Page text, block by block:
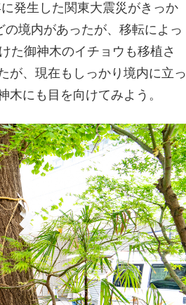
発生した関東大震災がきっか
境内があったが、移転によっ
た御神木のイチョウも移植さ
が、現在もしっかり境内に立っ
にも目を向けてみよう。